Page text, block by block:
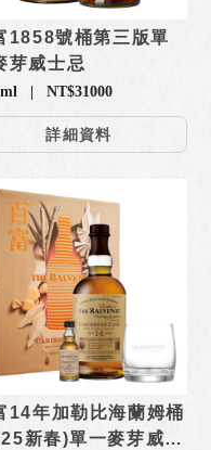
1858號桶第三版單
芽威士忌
| NT$31000
詳細資料
14年加勒比海蘭姆桶
新春)單一麥芽威士